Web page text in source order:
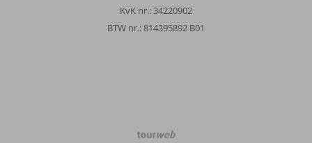
KvK nr.: 34220902
BTW nr.: 814395892 B01
TourWeb